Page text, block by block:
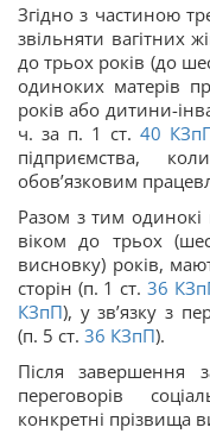
Згідно з частиною
звільняти вагітних
до трьох років (до
одиноких матерів
років або дитини-
ч. за п. 1 ст. 40
підприємства,
обов’язковим
Разом з тим одинокі
віком до трьох
висновку) років,
сторін (п. 1 ст. 36
КЗпП), у зв’язку з
(п. 5 ст. 36 КЗпП).
Після завершення
переговорів
конкретні прізвища